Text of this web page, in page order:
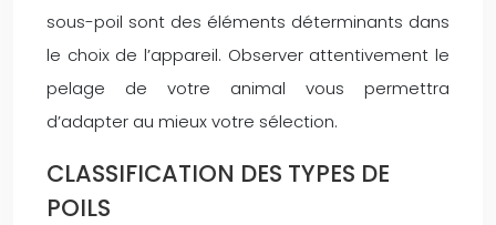
sous-poil sont des éléments déterminants dans
le choix de l’appareil. Observer attentivement le
pelage de votre animal vous permettra
d’adapter au mieux votre sélection.
CLASSIFICATION DES TYPES DE
POILS